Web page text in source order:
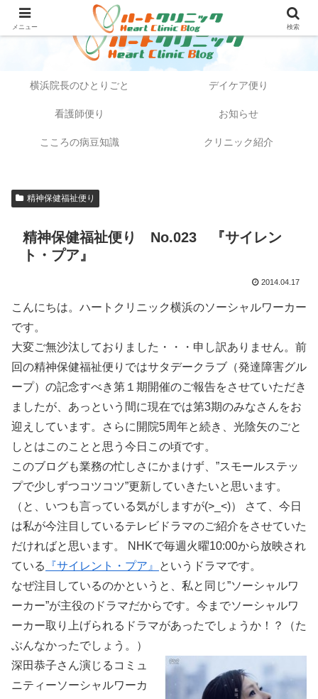
横浜院長のひとりごと デイケア便り
看護師便り お知らせ
こころの病豆知識 クリニック紹介
精神保健福祉便り
精神保健福祉便り No.023 『サイレン
ト・プア』
2014.04.17
こんにちは。ハートクリニック横浜のソーシャルワーカー
です。
大変ご無沙汰しておりました・・・申し訳ありません。前
回の精神保健福祉便りではサタデークラブ（発達障害グル
ープ）の記念すべき第１期開催のご報告をさせていただき
ましたが、あっという間に現在では第3期のみなさんをお
迎えしています。さらに開院5周年と続き、光陰矢のごと
しとはこのことと思う今日この頃です。
このブログも業務の忙しさにかまけず、”スモールステッ
プで少しずつコツコツ”更新していきたいと思います。
（と、いつも言っている気がしますが(>_<)） さて、今日
は私が今注目しているテレビドラマのご紹介をさせていた
だければと思います。 NHKで毎週火曜10:00から放映され
ている
『サイレント・プア』
というドラマです。
なぜ注目しているのかというと、私と同じ”ソーシャルワ
ーカー”が主役のドラマだからです。今までソーシャルワ
ーカー取り上げられるドラマがあったでしょうか！？（た
ぶんなかったでしょう。）
深田恭子さん演じるコミュ
ニティーソーシャルワーカ
メニュー 検索